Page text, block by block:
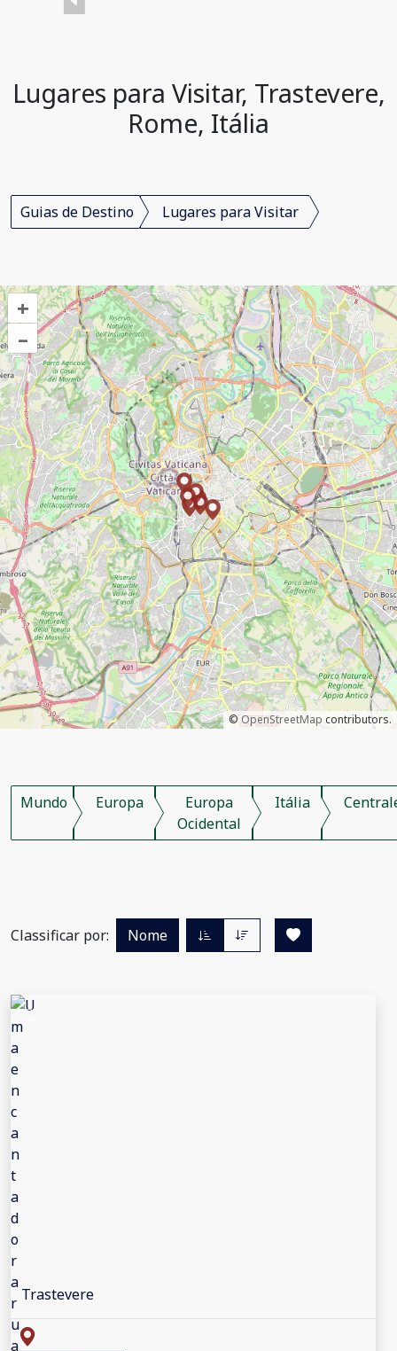
Lugares para Visitar, Trastevere,
Rome, Itália
Guias de Destino Lugares para Visitar
+
–
©OpenStreetMap contributors.
Mundo Europa
Europa
Ocidental
Itália
Classificar por: Nome
Trastevere